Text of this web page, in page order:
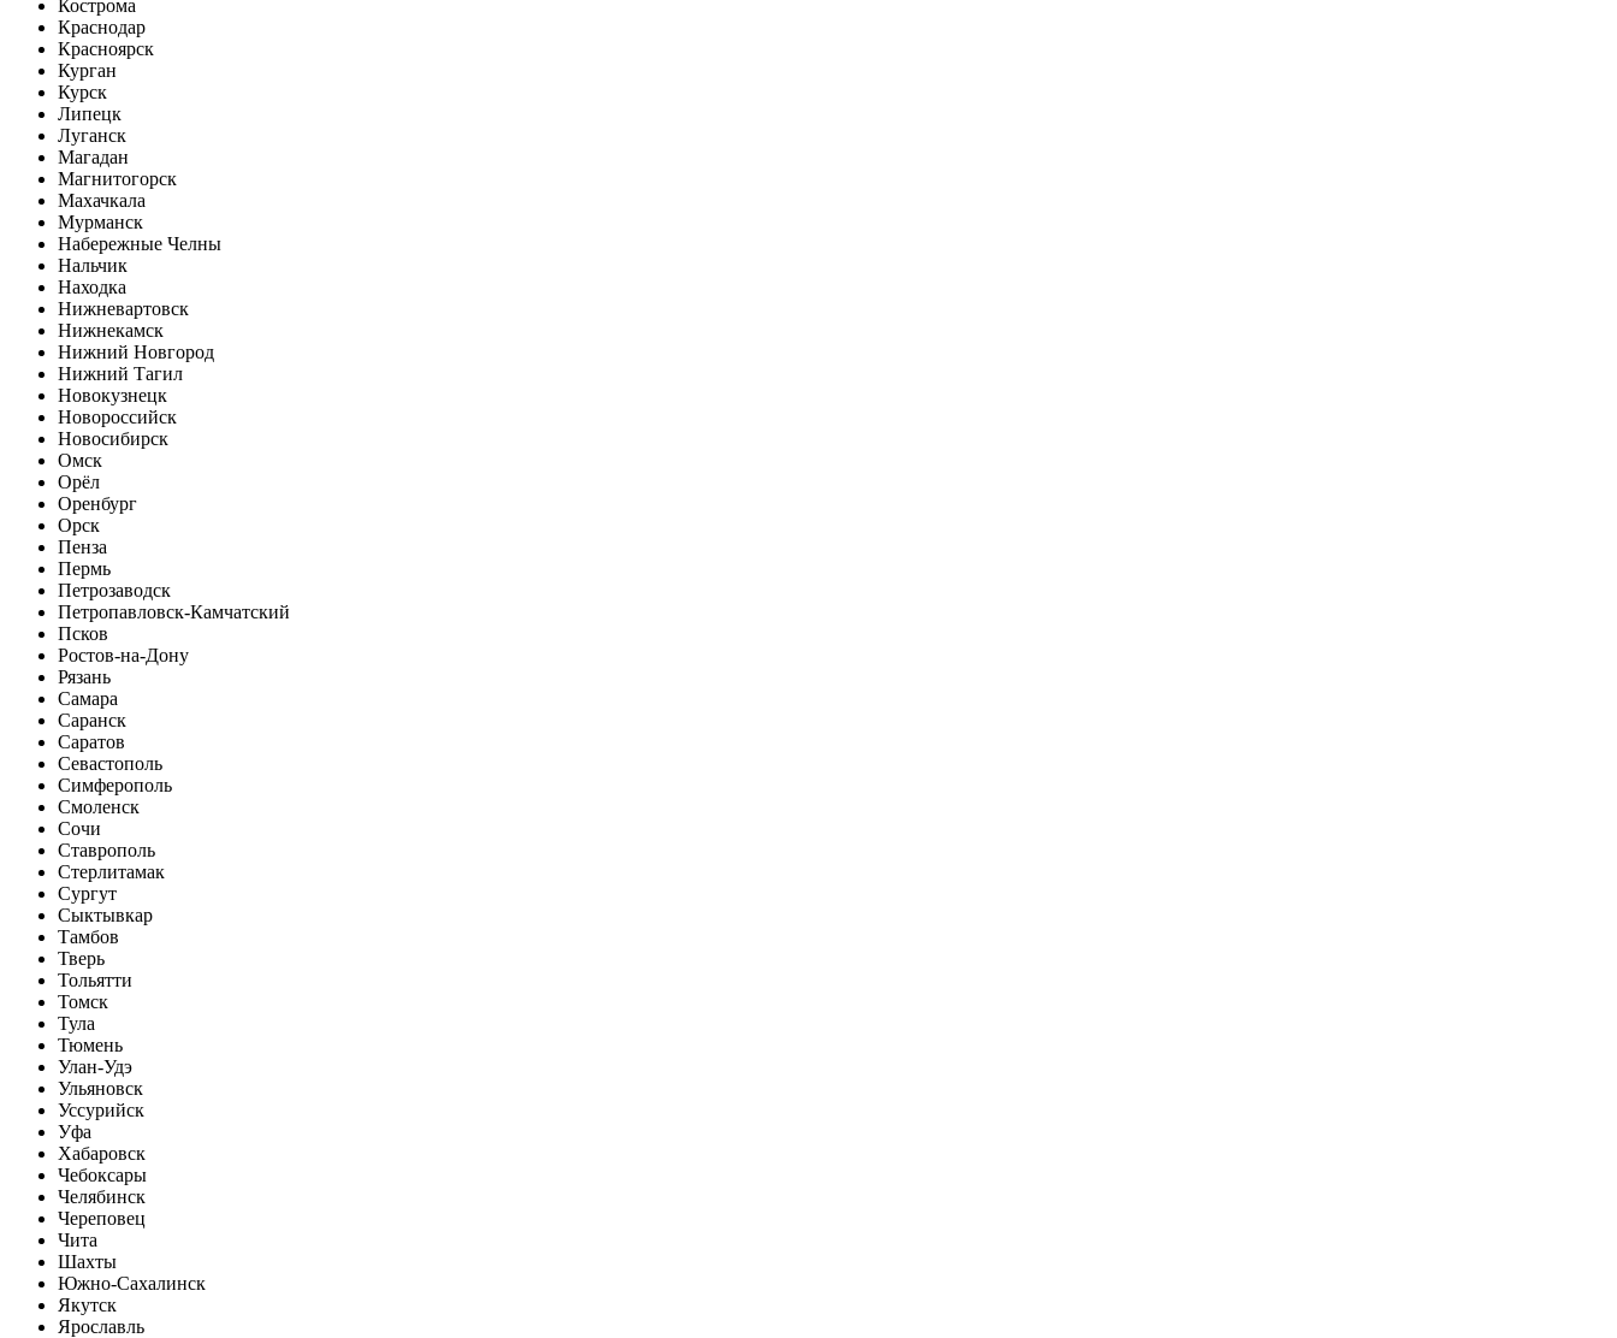
Кострома
Краснодар
Красноярск
Курган
Курск
Липецк
Луганск
Магадан
Магнитогорск
Махачкала
Мурманск
Набережные Челны
Нальчик
Находка
Нижневартовск
Нижнекамск
Нижний Новгород
Нижний Тагил
Новокузнецк
Новороссийск
Новосибирск
Омск
Орёл
Оренбург
Орск
Пенза
Пермь
Петрозаводск
Петропавловск-Камчатский
Псков
Ростов-на-Дону
Рязань
Самара
Саранск
Саратов
Севастополь
Симферополь
Смоленск
Сочи
Ставрополь
Стерлитамак
Сургут
Сыктывкар
Тамбов
Тверь
Тольятти
Томск
Тула
Тюмень
Улан-Удэ
Ульяновск
Уссурийск
Уфа
Хабаровск
Чебоксары
Челябинск
Череповец
Чита
Шахты
Южно-Сахалинск
Якутск
Ярославль